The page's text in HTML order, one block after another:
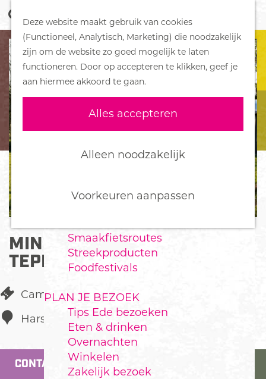
Deze website maakt gebruik van cookies
(Functioneel, Analytisch, Marketing) die noodzakelijk
zijn om de website zo goed mogelijk te laten
functioneren. Door op accepteren te klikken, geef je
aan hiermee akkoord te gaan.
Alles accepteren
Alleen noodzakelijk
Voorkeuren aanpassen
G
a
n
a
a
d
e
h
o
m
e
p
g
e
o
e
k
e
n
M
e
n
u
DORPEN
Bennekom
De Klomp
Deelen
Ederveen
Harskamp
Hoenderloo
Wekerom
Smaakfietsroutes
Streekproducten
Foodfestivals
PLAN JE BEZOEK
Tips Ede bezoeken
Eten & drinken
Overnachten
Winkelen
Zakelijk bezoek
MINICAMPING DE
TEPELENBURG
Camping
Harskamp
CONTACT